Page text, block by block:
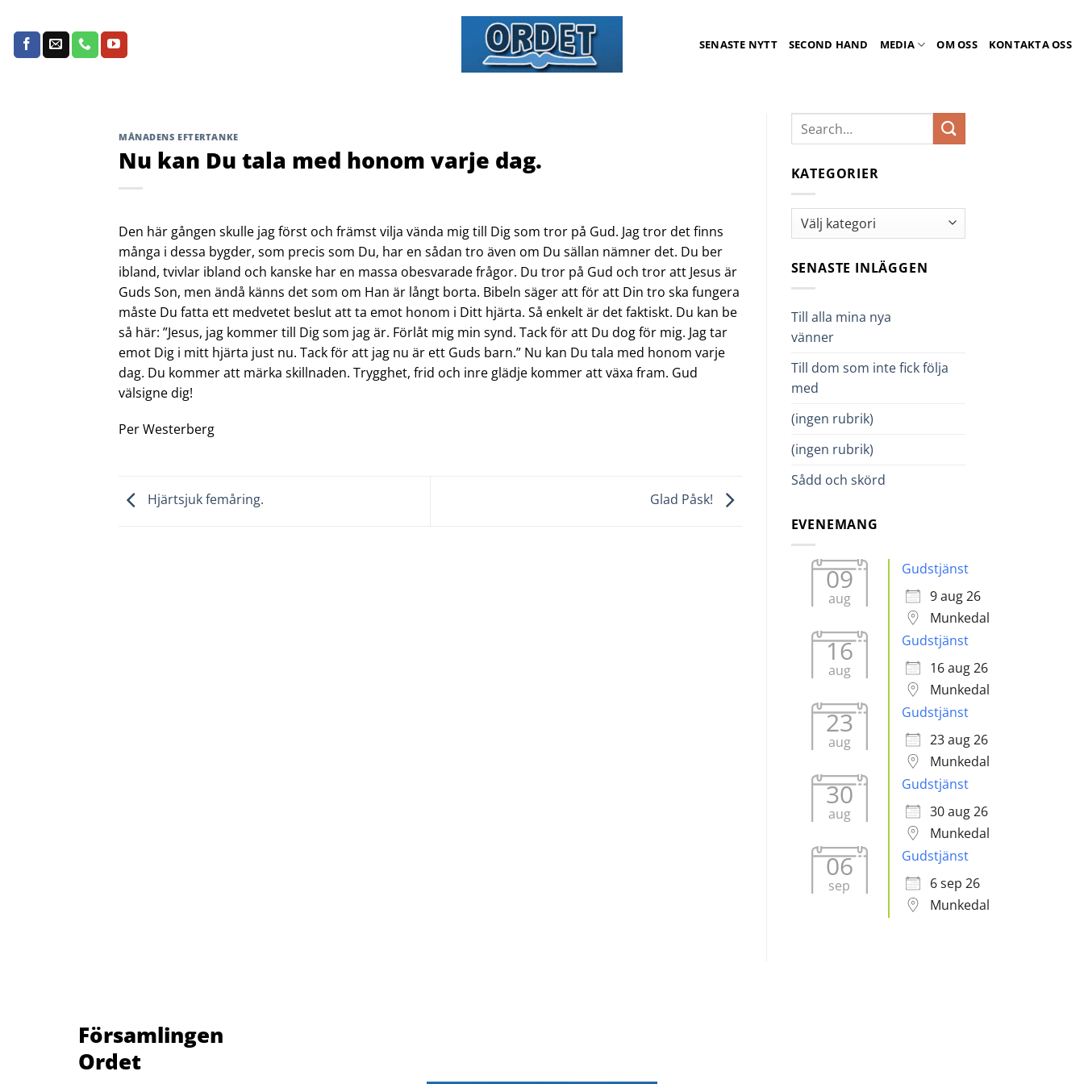
content
SENASTE NYTT SECOND HAND MEDIA OM OSS KONTAKTA OSS
MÅNADENS EFTERTANKE
Nu kan Du tala med honom varje dag.
Den här gången skulle jag först och främst vilja vända mig till Dig som tror på Gud. Jag tror det finns
många i dessa bygder, som precis som Du, har en sådan tro även om Du sällan nämner det. Du ber
ibland, tvivlar ibland och kanske har en massa obesvarade frågor. Du tror på Gud och tror att Jesus är
Guds Son, men ändå känns det som om Han är långt borta. Bibeln säger att för att Din tro ska fungera
måste Du fatta ett medvetet beslut att ta emot honom i Ditt hjärta. Så enkelt är det faktiskt. Du kan be
så här: ”Jesus, jag kommer till Dig som jag är. Förlåt mig min synd. Tack för att Du dog för mig. Jag tar
emot Dig i mitt hjärta just nu. Tack för att jag nu är ett Guds barn.” Nu kan Du tala med honom varje
dag. Du kommer att märka skillnaden. Trygghet, frid och inre glädje kommer att växa fram. Gud
välsigne dig!
Per Westerberg
Hjärtsjuk femåring. Glad Påsk!
KATEGORIER
Kategorier
SENASTE INLÄGGEN
Till alla mina nya
vänner
Till dom som inte fick följa
med
(ingen rubrik)
(ingen rubrik)
Sådd och skörd
EVENEMANG
09
aug
Gudstjänst
9 aug 26
Munkedal
16
aug
Gudstjänst
16 aug 26
Munkedal
23
aug
Gudstjänst
23 aug 26
Munkedal
30
aug
Gudstjänst
30 aug 26
Munkedal
06
sep
Gudstjänst
6 sep 26
Munkedal
Församlingen
Ordet